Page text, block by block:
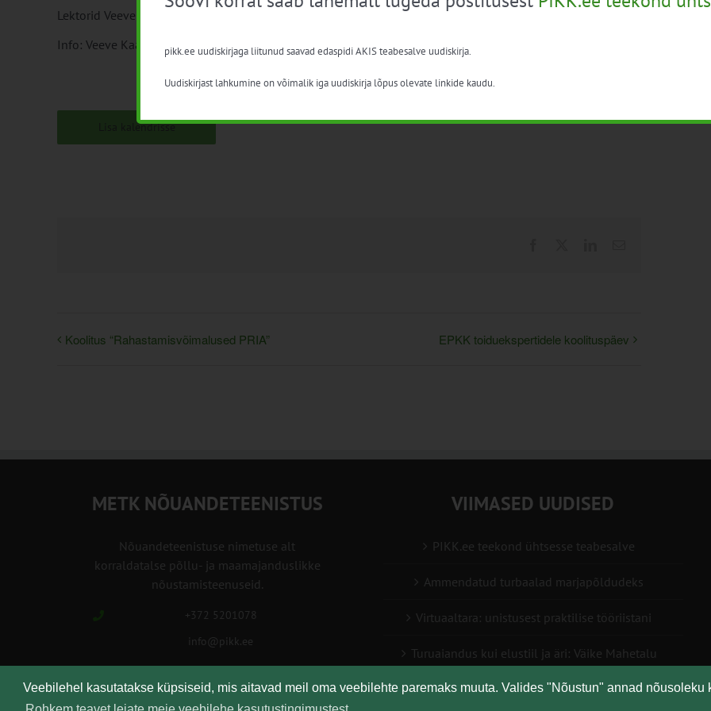
Veebilehel kasutatakse küpsiseid, mis aitavad meil oma veebilehte paremaks muuta. Valides "Nõustun" annad nõusoleku
Lektorid Veeve Kaasik ja Mikko Rahtola
Info: Veeve Kaasik, tel 56357949
Lisa kalendrisse
Koolitus “Rahastamisvõimalused PRIA” EPKK toiduekspertidele koolituspäev
METK NÕUANDETEENISTUS
Nõuandeteenistuse nimetuse alt
korraldatalse põllu- ja maamajanduslikke
nõustamisteenuseid.
+372 5201078
info@pikk.ee
VIIMASED UUDISED
PIKK.ee teekond ühtsesse teabesalve
Ammendatud turbaalad marjapõldudeks
Virtuaaltara: unistusest praktilise tööriistani
Turuaiandus kui elustiil ja äri: Väike Mahetalu
Vähemaga rohkem: kuidas digilahendused aitavad
pikk.ee uudiskirjaga liitunud saavad edaspidi AKIS teabesalve uudiskirja.
Uudiskirjast lahkumine on võimalik iga uudiskirja lõpus olevate linkide kaudu.